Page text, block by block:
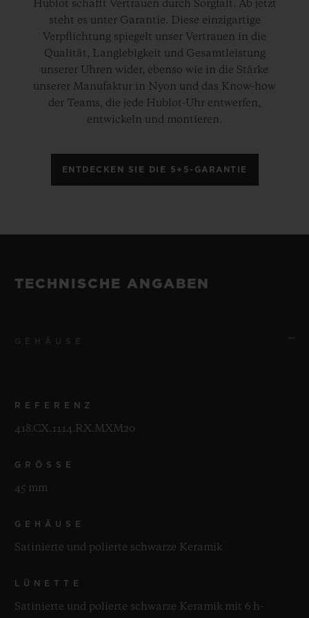
Hublot schafft Vertrauen durch Sorgfalt. Ab jetzt
steht es unter Garantie. Diese einzigartige
Verpflichtung spiegelt unser Vertrauen in die
Qualität, Langlebigkeit und Gesamtleistung
unserer Uhren wider, ebenso wie in die Stärke
unserer Manufaktur in Nyon und das Know-how
der Teams, die jede Hublot-Uhr entwerfen,
entwickeln und montieren.
ENTDECKEN SIE DIE 5+5-GARANTIE
TECHNISCHE ANGABEN
REFERENZ
418.CX.1114.RX.MXM20
GRÖSSE
45 mm
GEHÄUSE
Satinierte und polierte schwarze Keramik
LÜNETTE
Satinierte und polierte schwarze Keramik mit 6 h-